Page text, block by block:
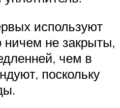
используют
ничем не закрыты,
чем в
поскольку